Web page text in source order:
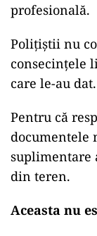
profesională.
Polițiștii nu
consecințele
care le-au dat.
Pentru că
documentele
suplimentare
din teren.
Aceasta nu